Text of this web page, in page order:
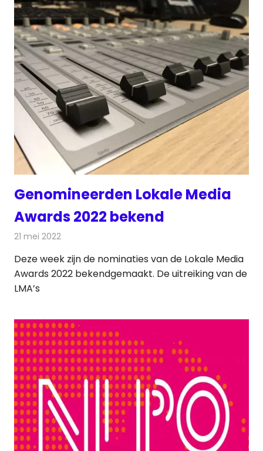
Genomineerden Lokale Media
Awards 2022 bekend
21 mei 2022
Deze week zijn de nominaties van de Lokale Media
Awards 2022 bekendgemaakt. De uitreiking van de
LMA’s